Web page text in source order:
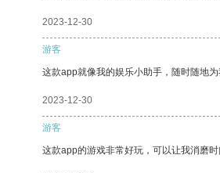
2023-12-30
游客
这款app就像我的娱乐小助手，随时随地为
2023-12-30
游客
这款app的游戏非常好玩，可以让我消磨时